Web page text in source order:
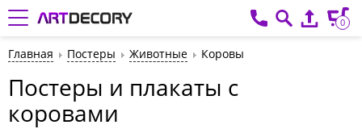
0
Главная Постеры Животные Коровы
Постеры и плакаты с
коровами